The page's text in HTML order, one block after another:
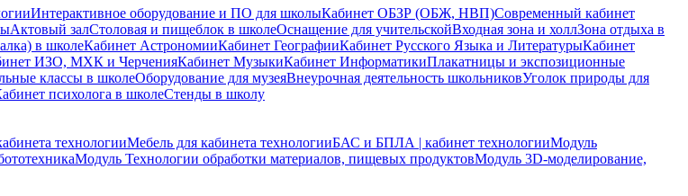
Интерактивное оборудование и ПО для школыКабинет ОБЗР (ОБЖ, НВП)Современный кабинет
Актовый залСтоловая и пищеблок в школеОснащение для учительскойВходная зона и холлЗона отдыха в
в школеКабинет АстрономииКабинет ГеографииКабинет Русского Языка и ЛитературыКабинет
ИЗО, МХК и ЧерченияКабинет МузыкиКабинет ИнформатикиПлакатницы и экспозиционные
классы в школеОборудование для музеяВнеурочная деятельность школьниковУголок природы для
психолога в школеСтенды в школу
технологииМебель для кабинета технологииБАС и БПЛА | кабинет технологииМодуль
Модуль Технологии обработки материалов, пищевых продуктовМодуль 3D-моделирование,